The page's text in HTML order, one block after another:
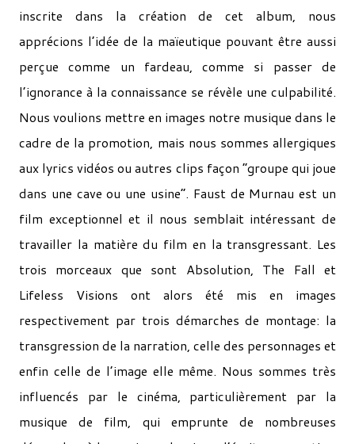
inscrite dans la création de cet album, nous
apprécions l’idée de la maïeutique pouvant être aussi
perçue comme un fardeau, comme si passer de
l’ignorance à la connaissance se révèle une culpabilité.
Nous voulions mettre en images notre musique dans le
cadre de la promotion, mais nous sommes allergiques
aux lyrics vidéos ou autres clips façon “groupe qui joue
dans une cave ou une usine”. Faust de Murnau est un
film exceptionnel et il nous semblait intéressant de
travailler la matière du film en la transgressant. Les
trois morceaux que sont Absolution, The Fall et
Lifeless Visions ont alors été mis en images
respectivement par trois démarches de montage: la
transgression de la narration, celle des personnages et
enfin celle de l’image elle même. Nous sommes très
influencés par le cinéma, particulièrement par la
musique de film, qui emprunte de nombreuses